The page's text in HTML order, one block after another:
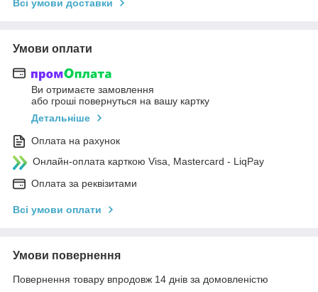
Всі умови доставки
Умови оплати
Ви отримаєте замовлення
або гроші повернуться на вашу картку
Детальніше
Оплата на рахунок
Онлайн-оплата карткою Visa, Mastercard - LiqPay
Оплата за реквізитами
Всі умови оплати
Умови повернення
Повернення товару впродовж 14 днів за домовленістю